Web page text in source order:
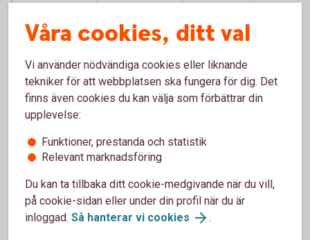
Sydafrika
Sydafrikansk
rand
ZAR
Thailand Thailänsk bath THB
Tjeckien Tjeckisk krona CZK 0,4481
Ungern Ungersk forint
USA
Amerikansk
dollar
USD
Våra cookies, ditt val
Vi använder nödvändiga cookies eller liknande
tekniker för att webbplatsen ska fungera för dig. Det
finns även cookies du kan välja som förbättrar din
upplevelse:
Funktioner, prestanda och statistik
Relevant marknadsföring
Du kan ta tillbaka ditt cookie-medgivande när du vill,
på cookie-sidan eller under din profil när du är
inloggad. Så hanterar vi cookies .